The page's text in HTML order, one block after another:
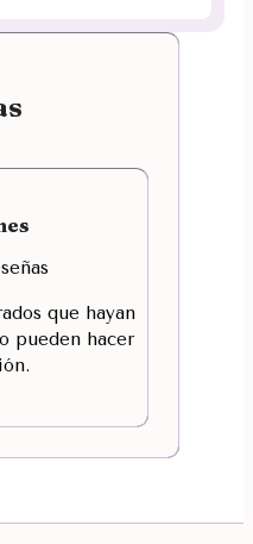
que hayan
pueden hacer